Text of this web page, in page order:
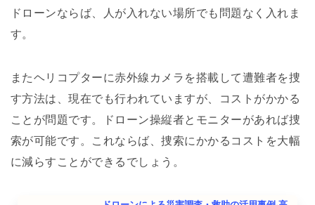
ドローンならば、人が入れない場所でも問題なく入れま
す。
またヘリコプターに赤外線カメラを搭載して遭難者を捜
す方法は、現在でも行われていますが、コストがかかる
ことが問題です。ドローン操縦者とモニターがあれば捜
索が可能です。これならば、捜索にかかるコストを大幅
に減らすことができるでしょう。